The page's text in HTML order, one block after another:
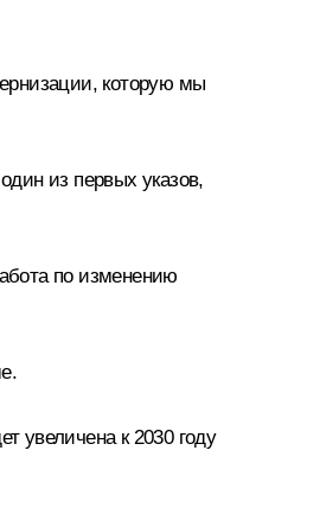
которую мы
из первых указов,
по изменению
увеличена к 2030 году